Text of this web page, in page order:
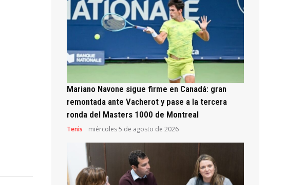
Mariano Navone sigue firme en Canadá: gran
remontada ante Vacherot y pase a la tercera
ronda del Masters 1000 de Montreal
Tenis miércoles 5 de agosto de 2026